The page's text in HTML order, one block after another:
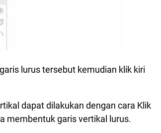
lurus tersebut kemudian klik kiri
dapat dilakukan dengan cara Klik
membentuk garis vertikal lurus.